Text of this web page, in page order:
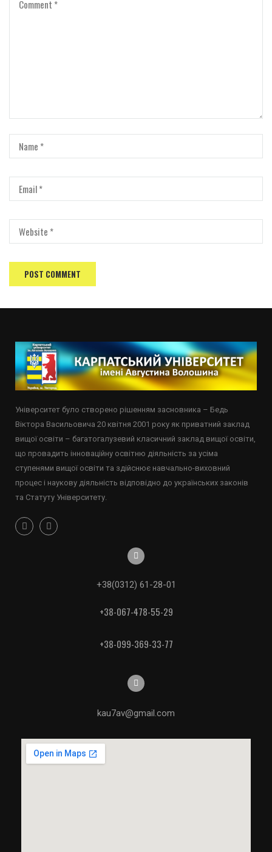
Університет було створено рішенням засновника – Бедь
Віктора Васильовича 20 квітня 2001 року як приватний заклад
вищої освіти – багатогалузевий класичний заклад вищої освіти,
що провадить інноваційну освітню діяльність за усіма
ступенями вищої освіти та здійснює навчально-виховний
процес і наукову діяльність відповідно до українських законів
та Статуту Університету.
+38(0312) 61-28-01
+38-067-478-55-29
+38-099-369-33-77
kau7av@gmail.com